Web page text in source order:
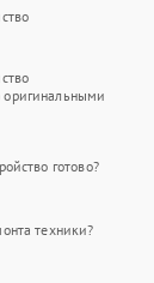
оригинальными
готово?
техники?